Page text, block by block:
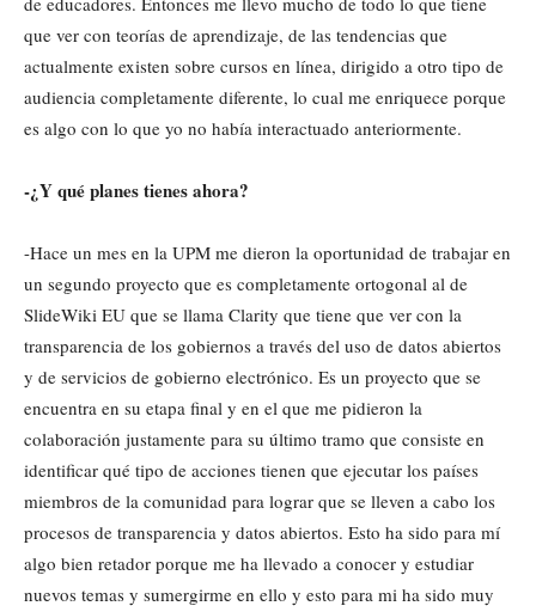
que ver con teorías de aprendizaje, de las tendencias que
actualmente existen sobre cursos en línea, dirigido a otro tipo de
audiencia completamente diferente, lo cual me enriquece porque
es algo con lo que yo no había interactuado anteriormente.
-¿Y qué planes tienes ahora?
-Hace un mes en la UPM me dieron la oportunidad de trabajar en
un segundo proyecto que es completamente ortogonal al de
SlideWiki EU que se llama Clarity que tiene que ver con la
transparencia de los gobiernos a través del uso de datos abiertos
y de servicios de gobierno electrónico. Es un proyecto que se
encuentra en su etapa final y en el que me pidieron la
colaboración justamente para su último tramo que consiste en
identificar qué tipo de acciones tienen que ejecutar los países
miembros de la comunidad para lograr que se lleven a cabo los
procesos de transparencia y datos abiertos. Esto ha sido para mí
algo bien retador porque me ha llevado a conocer y estudiar
nuevos temas y sumergirme en ello y esto para mi ha sido muy